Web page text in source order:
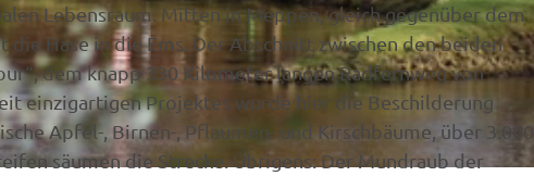
Lebensraum. Mitten in Meppen, gleich gegenüber dem
Hase in die Ems. Der Abschnitt zwischen den beiden
dem knapp 330 Kilometer langen Radfernweg von
einzigartigen Projektes wurde hier die Beschilderung
Apfel-, Birnen-, Pflaumen- und Kirschbäume, über 3.000
säumen die Strecke. Übrigens: Der Mundraub der